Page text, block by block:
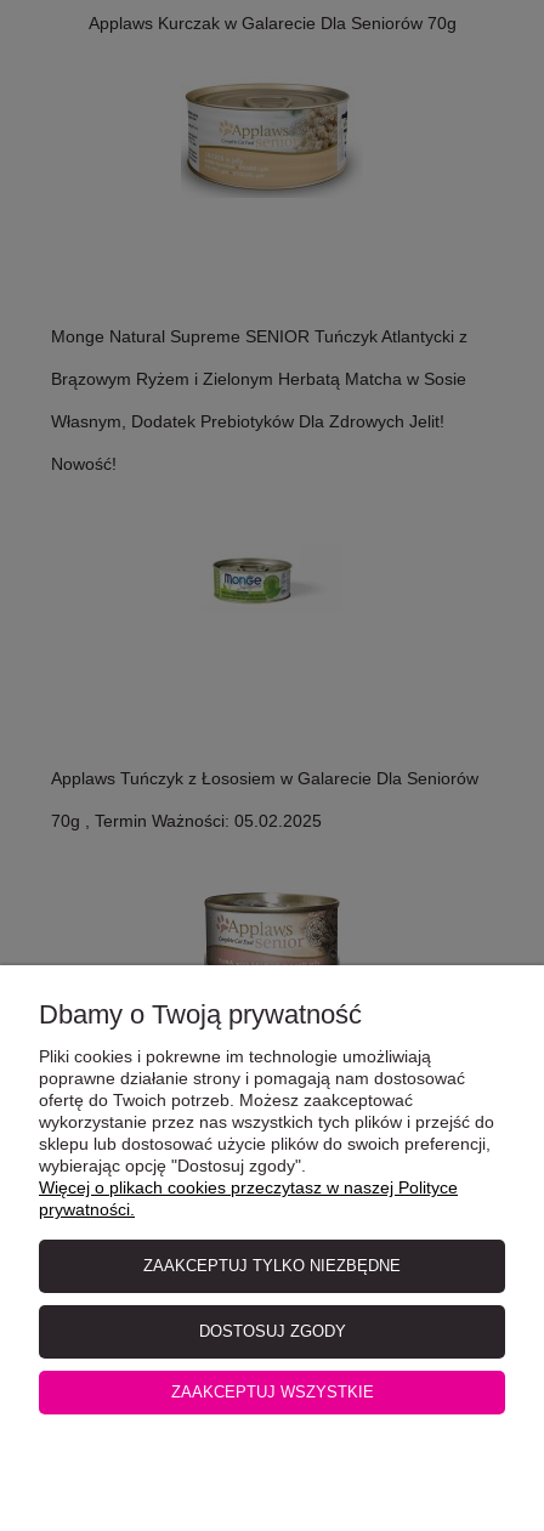
Applaws Kurczak w Galarecie Dla Seniorów 70g
Monge Natural Supreme SENIOR Tuńczyk Atlantycki z
Brązowym Ryżem i Zielonym Herbatą Matcha w Sosie
Własnym, Dodatek Prebiotyków Dla Zdrowych Jelit!
Nowość!
Applaws Tuńczyk z Łososiem w Galarecie Dla Seniorów
70g , Termin Ważności: 05.02.2025
Applaws Tuńczyk z Sardynkami w Galarecie Dla
Seniorów 70g, Termin ważności: 10.02.2025
Dbamy o Twoją prywatność
Pliki cookies i pokrewne im technologie umożliwiają
poprawne działanie strony i pomagają nam dostosować
ofertę do Twoich potrzeb. Możesz zaakceptować
wykorzystanie przez nas wszystkich tych plików i przejść do
sklepu lub dostosować użycie plików do swoich preferencji,
wybierając opcję "Dostosuj zgody".
Więcej o plikach cookies przeczytasz w naszej Polityce
prywatności.
ZAAKCEPTUJ TYLKO NIEZBĘDNE
DOSTOSUJ ZGODY
ZAAKCEPTUJ WSZYSTKIE